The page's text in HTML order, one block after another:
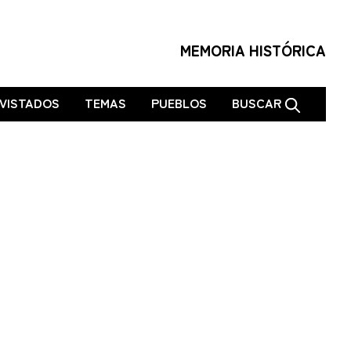
MEMORIA HISTÓRICA
TEMAS PUEBLOS BUSCAR